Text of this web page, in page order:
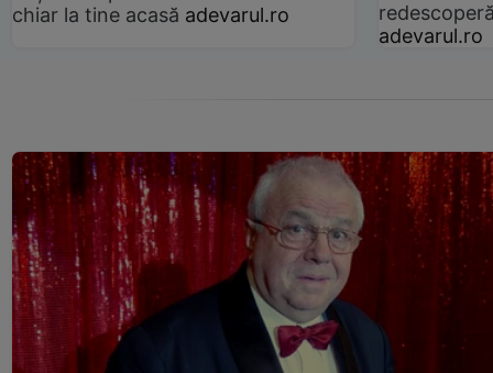
chiar la tine acasă adevarul.ro
adevarul.ro